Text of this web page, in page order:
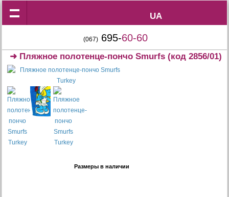
UA
UA
(067) 695-60-60
➜ Пляжное полотенце-пончо Smurfs (код 2856/01)
Размеры в наличии